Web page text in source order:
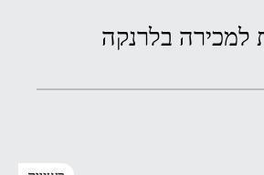
למכירה בלרנקה